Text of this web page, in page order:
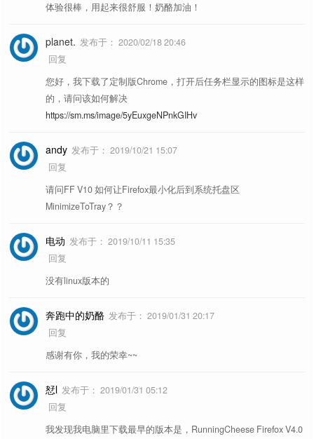
体验很棒，用起来很舒服！奶酪加油！
planet. 发布于： 2020/02/18 20:46
回复
您好，我下载了定制版Chrome，打开后任务栏显示的图标是这样
的，请问该如何解决
https://sm.ms/image/5yEuxgeNPnkGIHv
andy 发布于： 2019/10/21 15:07
回复
请问FF V10 如何让Firefox最小化后到系统托盘区
MinimizeToTray？？
电动 发布于： 2019/10/11 15:35
回复
没有linux版本的
奔跑中的奶酪 发布于： 2019/01/31 20:17
回复
感谢有你，我的荣幸~~
恏l 发布于： 2019/01/31 05:12
回复
我发现我电脑里下载最早的版本是，RunningCheese Firefox V4.0